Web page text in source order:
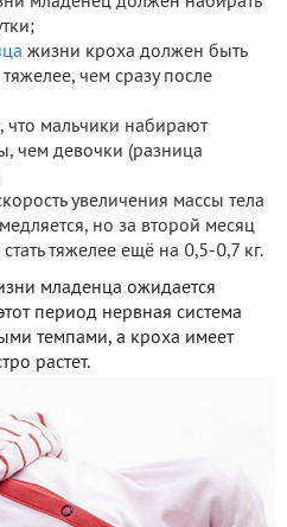
жизни кроха должен быть
чем сразу после
что мальчики набирают
чем девочки (разница
увеличения массы тела
но за второй месяц
тяжелее ещё на 0,5-0,7 кг.
младенца ожидается
период нервная система
темпами, а кроха имеет
растет.